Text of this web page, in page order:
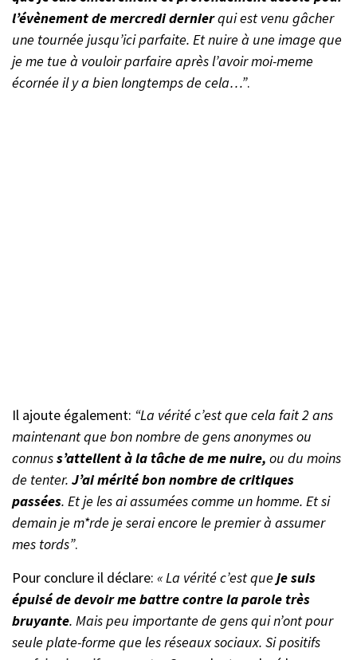
l’évènement de mercredi dernierqui est venu gâcher
une tournée jusqu’ici parfaite. Et nuire à une image que
je me tue à vouloir parfaire après l’avoir moi-meme
écornée il y a bien longtemps de cela…”.
Il ajoute également: “La vérité c’est que cela fait 2 ans
maintenant que bon nombre de gens anonymes ou
connuss’attellent à la tâche de me nuire, ou du moins
de tenter. J’ai mérité bon nombre de critiques
passées. Et je les ai assumées comme un homme. Et si
demain je m*rde je serai encore le premier à assumer
mes tords”.
Pour conclure il déclare: « La vérité c’est que je suis
épuisé de devoir me battre contre la parole très
bruyante. Mais peu importante de gens qui n’ont pour
seule plate-forme que les réseaux sociaux. Si positifs